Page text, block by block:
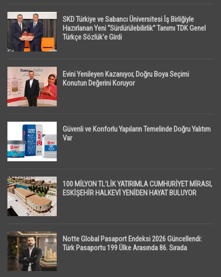
SKD Türkiye ve Sabancı Üniversitesi İş Birliğiyle
Hazırlanan Yeni “Sürdürülebilirlik” Tanımı TDK Genel
Türkçe Sözlük’e Girdi
Evini Yenileyen Kazanıyor, Doğru Boya Seçimi
Konutun Değerini Koruyor
Güvenli ve Konforlu Yapıların Temelinde Doğru Yalıtım
Var
100 MİLYON TL’LİK YATIRIMLA CUMHURİYET MİRASI,
ESKİŞEHİR HALKEVİ YENİDEN HAYAT BULUYOR
Notte Global Pasaport Endeksi 2026 Güncellendi:
Türk Pasaportu 199 Ülke Arasında 86. Sırada